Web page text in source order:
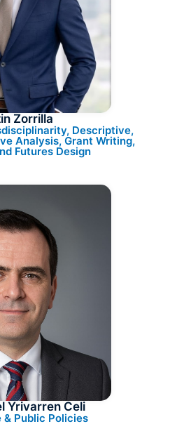
Zorrilla
Descriptive,
Analysis, Grant Writing,
Futures Design
Yrivarren Celi
& Public Policies